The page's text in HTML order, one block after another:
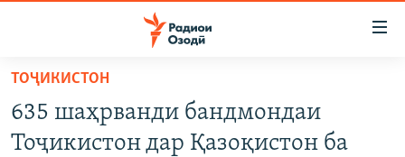
Ҷаҳиш
мояи
аслӣ
ТОҶИКИСТОН
635 шаҳрванди бандмондаи
Тоҷикистон дар Қазоқистон ба